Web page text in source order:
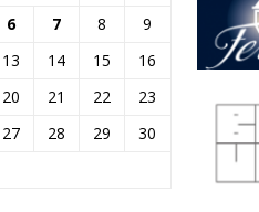
6 7 8
9
13 14 15
16
20 21 22
23
27 28 29
30